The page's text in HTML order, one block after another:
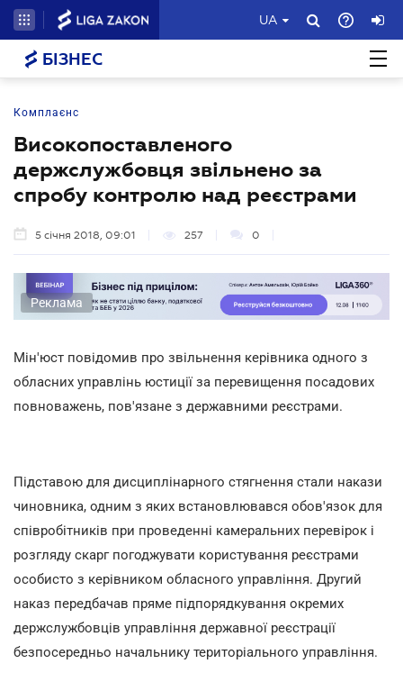
UA
БІЗНЕС
Комплаєнс
Високопоставленого
держслужбовця звільнено за
спробу контролю над реєстрами
5 січня 2018, 09:01 257 0
Реклама
Мін'юст повідомив про звільнення керівника одного з
обласних управлінь юстиції за перевищення посадових
повноважень, пов'язане з державними реєстрами.
Підставою для дисциплінарного стягнення стали накази
чиновника, одним з яких встановлювався обов'язок для
співробітників при проведенні камеральних перевірок і
розгляду скарг погоджувати користування реєстрами
особисто з керівником обласного управління. Другий
наказ передбачав пряме підпорядкування окремих
держслужбовців управління державної реєстрації
безпосередньо начальнику територіального управління.